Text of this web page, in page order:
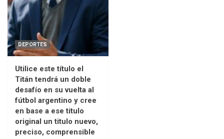
DEPORTES
Utilice este título el
Titán tendrá un doble
desafío en su vuelta al
fútbol argentino y cree
en base a ese titulo
original un titulo nuevo,
preciso, comprensible